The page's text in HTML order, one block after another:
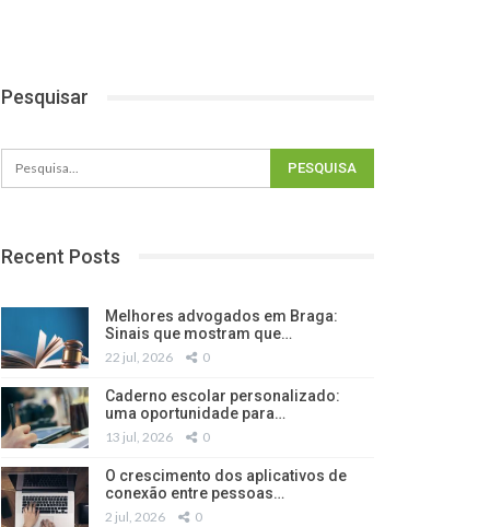
Pesquisar
Recent Posts
Melhores advogados em Braga:
Sinais que mostram que…
22 jul, 2026 0
Caderno escolar personalizado:
uma oportunidade para…
13 jul, 2026 0
O crescimento dos aplicativos de
conexão entre pessoas…
2 jul, 2026 0